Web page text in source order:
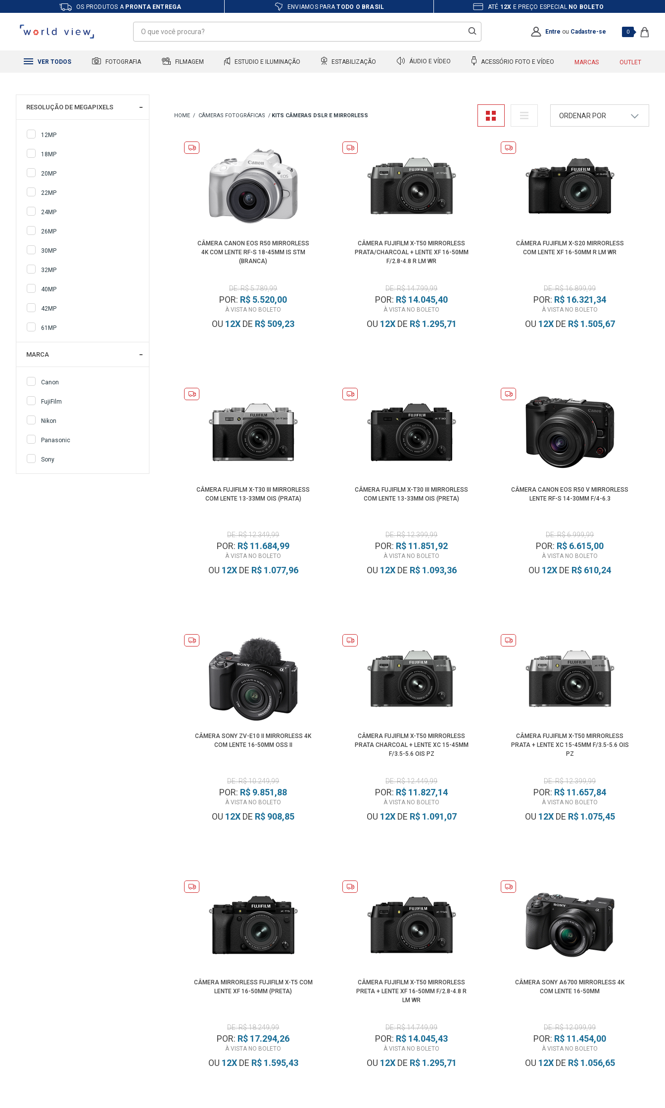
OS PRODUTOS A PRONTA ENTREGA ENVIAMOS PARATODO O BRASIL ATÉ 12X E PREÇO ESPECIAL NO BOLETO
Entre ou Cadastre-se 0
VER TODOS FOTOGRAFIA FILMAGEM ESTUDIO E ILUMINAÇÃO ESTABILIZAÇÃO ÁUDIO E VÍDEO ACESSÓRIO FOTO E VÍDEO MARCAS OUTLET
RESOLUÇÃO DE MEGAPIXELS
12MP
18MP
20MP
22MP
24MP
26MP
30MP
32MP
40MP
42MP
61MP
MARCA
Canon
FujiFilm
Nikon
Panasonic
Sony
CÂMERAS FOTOGRÁFICAS KITS CÂMERAS DSLR E MIRRORLESS ORDENAR POR
Mais Vendidos
Maior Preço
Menor Preço
CÂMERA CANON EOS R50 MIRRORLESS
4K COM LENTE RF-S 18-45MM IS STM
(BRANCA)
DE: R$ 5.789,99
POR: R$ 5.520,00
À VISTA NO BOLETO
OU 12X DE R$ 509,23
CÂMERA FUJIFILM X-T50 MIRRORLESS
PRATA/CHARCOAL + LENTE XF 16-50MM
F/2.8-4.8 R LM WR
DE: R$ 14.799,99
POR: R$ 14.045,40
À VISTA NO BOLETO
OU 12XDE R$ 1.295,71
CÂMERA FUJIFILM X-S20 MIRRORLESS
COM LENTE XF 16-50MM R LM WR
DE: R$ 16.899,99
POR: R$ 16.321,34
À VISTA NO BOLETO
OU 12XDE R$ 1.505,67
CÂMERA FUJIFILM X-T30 III MIRRORLESS
COM LENTE 13-33MM OIS (PRATA)
DE: R$ 12.349,99
POR: R$ 11.684,99
À VISTA NO BOLETO
OU 12XDE R$ 1.077,96
CÂMERA FUJIFILM X-T30 III MIRRORLESS
COM LENTE 13-33MM OIS (PRETA)
DE: R$ 12.399,99
POR: R$ 11.851,92
À VISTA NO BOLETO
OU 12XDE R$ 1.093,36
CÂMERA CANON EOS R50 V MIRRORLESS
LENTE RF-S 14-30MM F/4-6.3
DE: R$ 6.999,99
POR: R$ 6.615,00
À VISTA NO BOLETO
OU 12X DE R$ 610,24
CÂMERA SONY ZV-E10 II MIRRORLESS 4K
COM LENTE 16-50MM OSS II
DE: R$ 10.249,99
POR: R$ 9.851,88
À VISTA NO BOLETO
OU 12X DE R$ 908,85
CÂMERA FUJIFILM X-T50 MIRRORLESS
PRATA CHARCOAL + LENTE XC 15-45MM
F/3.5-5.6 OIS PZ
DE: R$ 12.449,99
POR: R$ 11.827,14
À VISTA NO BOLETO
OU 12XDE R$ 1.091,07
CÂMERA FUJIFILM X-T50 MIRRORLESS
PRATA + LENTE XC 15-45MM F/3.5-5.6 OIS
PZ
DE: R$ 12.399,99
POR: R$ 11.657,84
À VISTA NO BOLETO
OU 12XDE R$ 1.075,45
CÂMERA MIRRORLESS FUJIFILM X-T5 COM
LENTE XF 16-50MM (PRETA)
DE: R$ 18.249,99
POR: R$ 17.294,26
À VISTA NO BOLETO
OU 12XDE R$ 1.595,43
CÂMERA FUJIFILM X-T50 MIRRORLESS
PRETA + LENTE XF 16-50MM F/2.8-4.8 R
LM WR
DE: R$ 14.749,99
POR: R$ 14.045,43
À VISTA NO BOLETO
OU 12XDE R$ 1.295,71
CÂMERA SONY A6700 MIRRORLESS 4K
COM LENTE 16-50MM
DE: R$ 12.099,99
POR: R$ 11.454,00
À VISTA NO BOLETO
OU 12XDE R$ 1.056,65